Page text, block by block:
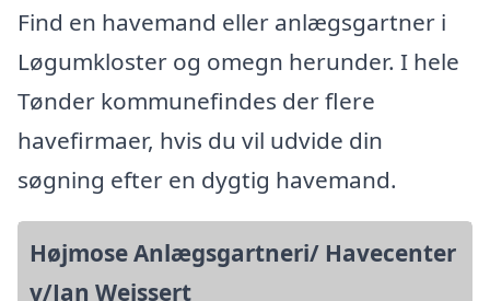
Find en havemand eller anlægsgartner i
Løgumkloster og omegn herunder. I hele
Tønder kommunefindes der flere
havefirmaer, hvis du vil udvide din
søgning efter en dygtig havemand.
Højmose Anlægsgartneri/ Havecenter
v/Jan Weissert